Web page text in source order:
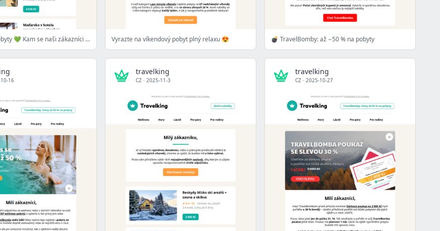
Nejoblíbenější pobyty 💚 Kam se naši zákazníci těší nejvíce? Vyrazte na víkendový pobyt plný relaxu 😍 💣 TravelBomby: až −50 % na pobyty
16
travelking
CZ · 2025-11-3
travelking
CZ · 2025-10-27